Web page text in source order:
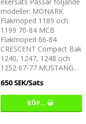
modeller: MONARK
Flakmoped 1189 och
1199 70-84 MCB
Flakmoped 66-84
CRESCENT Compact Bak
1240, 1247, 1248 och
1252 67-77 MUSTANG…
650 SEK/Sats
KÖP…